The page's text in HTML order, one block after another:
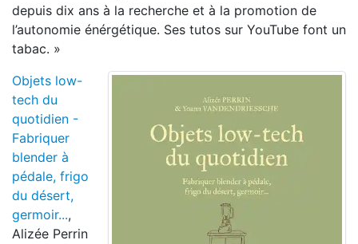
depuis dix ans à la recherche et à la promotion de
l’autonomie énérgétique. Ses tutos sur YouTube font un
tabac. »
Objets low-
tech du
quotidien -
Fabriquer
blender à
pédale, frigo
du désert,
germoir...,
Alizée Perrin